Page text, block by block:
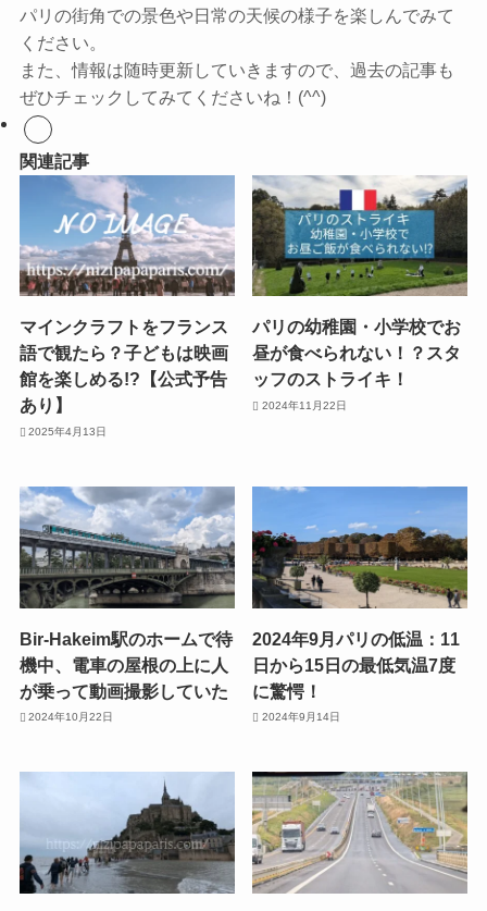
パリの街角での景色や日常の天候の様子を楽しんでみて
ください。
また、情報は随時更新していきますので、過去の記事も
ぜひチェックしてみてくださいね！(^^)
関連記事
マインクラフトをフランス
語で観たら？子どもは映画
館を楽しめる!?【公式予告
あり】
2025年4月13日
パリの幼稚園・小学校でお
昼が食べられない！？スタ
ッフのストライキ！
2024年11月22日
Bir-Hakeim駅のホームで待
機中、電車の屋根の上に人
が乗って動画撮影していた
2024年10月22日
2024年9月パリの低温：11
日から15日の最低気温7度
に驚愕！
2024年9月14日